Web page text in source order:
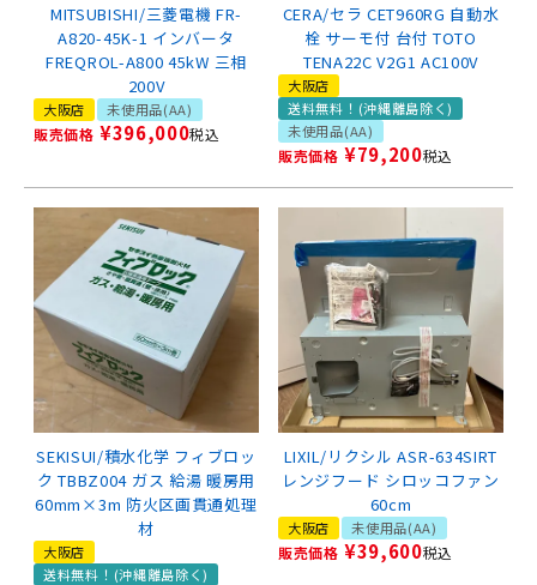
MITSUBISHI/三菱電機 FR-
A820-45K-1 インバータ
FREQROL-A800 45kW 三相
200V
大阪店 未使用品(AA)
販売価格 ¥396,000税込
CERA/セラ CET960RG 自動水
栓 サーモ付 台付 TOTO
TENA22C V2G1 AC100V
大阪店
送料無料！(沖縄離島除く)
未使用品(AA)
販売価格 ¥79,200税込
SEKISUI/積水化学 フィブロッ
ク TBBZ004 ガス 給湯 暖房用
60mm×3m 防火区画貫通処理
材
大阪店
送料無料！(沖縄離島除く)
LIXIL/リクシル ASR-634SIRT
レンジフード シロッコファン
60cm
大阪店 未使用品(AA)
販売価格 ¥39,600税込